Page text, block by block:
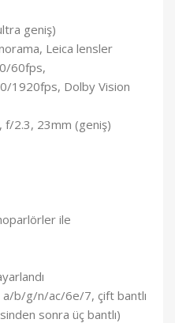
geniş)
Leica lensler
60fps,
1920fps, Dolby Vision
f/2.3, 23mm (geniş)
ile
a/b/g/n/ac/6e/7, çift bantlı
sonra üç bantlı)